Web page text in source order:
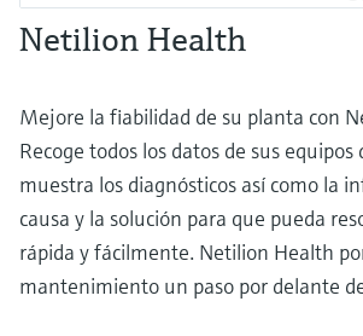
Netilion Health
Mejore la fiabilidad de su planta con
Recoge todos los datos de sus equipos
muestra los diagnósticos así como la
causa y la solución para que pueda
rápida y fácilmente. Netilion Health
mantenimiento un paso por delante